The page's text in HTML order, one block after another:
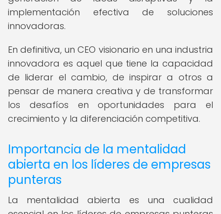
implementación efectiva de soluciones
innovadoras.
En definitiva, un CEO visionario en una industria
innovadora es aquel que tiene la capacidad
de liderar el cambio, de inspirar a otros a
pensar de manera creativa y de transformar
los desafíos en oportunidades para el
crecimiento y la diferenciación competitiva.
Importancia de la mentalidad
abierta en los líderes de empresas
punteras
La mentalidad abierta es una cualidad